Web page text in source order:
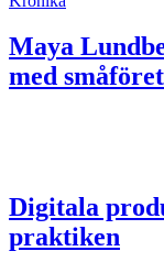
Maya
med
Digitala
praktiken